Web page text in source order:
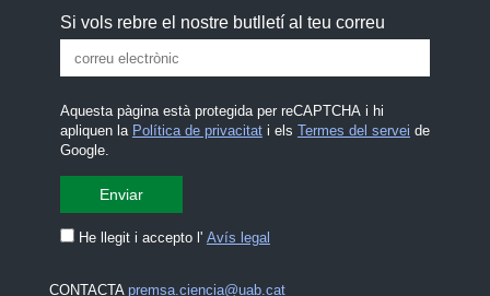
Si vols rebre el nostre butlletí al teu correu
Aquesta pàgina està protegida per reCAPTCHA i hi
apliquen la Política de privacitati els Termes del servei de
Google.
He llegit i accepto l' Avís legal
CONTACTA premsa.ciencia@uab.cat